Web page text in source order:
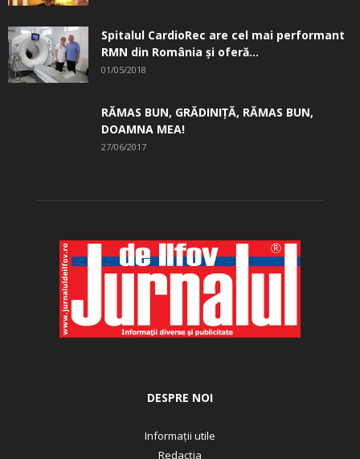
Spitalul CardioRec are cel mai performant
RMN din România și oferă...
01/05/2018
RĂMAS BUN, GRĂDINIŢĂ, ­RĂMAS BUN,
DOAMNA MEA!
27/06/2017
DESPRE NOI
Informații utile
Redacția